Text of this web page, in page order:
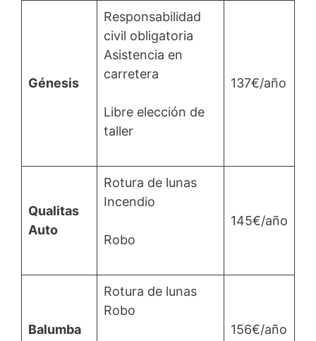
Génesis
Responsabilidad
civil obligatoria
Asistencia en
carretera
Libre elección de
taller
137€/año
Qualitas
Auto
Rotura de lunas
Incendio
Robo
145€/año
Balumba
Rotura de lunas
Robo
156€/año